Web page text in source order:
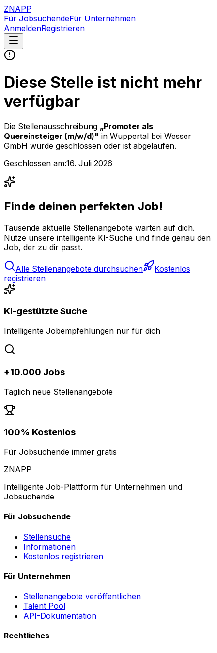
ZNAPP
Für JobsuchendeFür Unternehmen
AnmeldenRegistrieren
Diese Stelle ist nicht mehr
verfügbar
Die Stellenausschreibung „Promoter als
Quereinsteiger (m/w/d)" in Wuppertal bei Wesser
GmbH wurde geschlossen oder ist abgelaufen.
Geschlossen am:16. Juli 2026
Finde deinen perfekten Job!
Tausende aktuelle Stellenangebote warten auf dich.
Nutze unsere intelligente KI-Suche und finde genau den
Job, der zu dir passt.
Alle Stellenangebote durchsuchen
Kostenlos
registrieren
KI-gestützte Suche
Intelligente Jobempfehlungen nur für dich
+10.000 Jobs
Täglich neue Stellenangebote
100% Kostenlos
Für Jobsuchende immer gratis
ZNAPP
Intelligente Job-Plattform für Unternehmen und
Jobsuchende
Für Jobsuchende
Stellensuche
Informationen
Kostenlos registrieren
Für Unternehmen
Stellenangebote veröffentlichen
Talent Pool
API-Dokumentation
Rechtliches